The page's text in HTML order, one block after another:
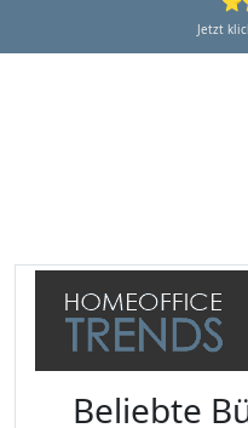
Jetzt
Beliebte